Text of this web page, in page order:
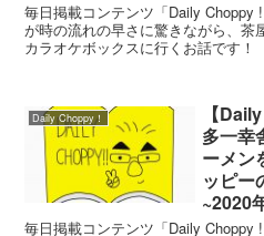
毎日掲載コンテンツ「Daily Choppy
が時の流れの早さに驚きながら、茶
カラオケボックスに行くお話です！
Daily Choppy！
【
多一幸
ーメン
ッピー
~2020
毎日掲載コンテンツ「Daily Choppy